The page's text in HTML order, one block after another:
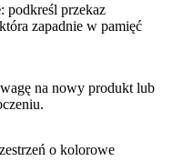
: podkreśl przekaz
zapadnie w pamięć
na nowy produkt lub
o kolorowe